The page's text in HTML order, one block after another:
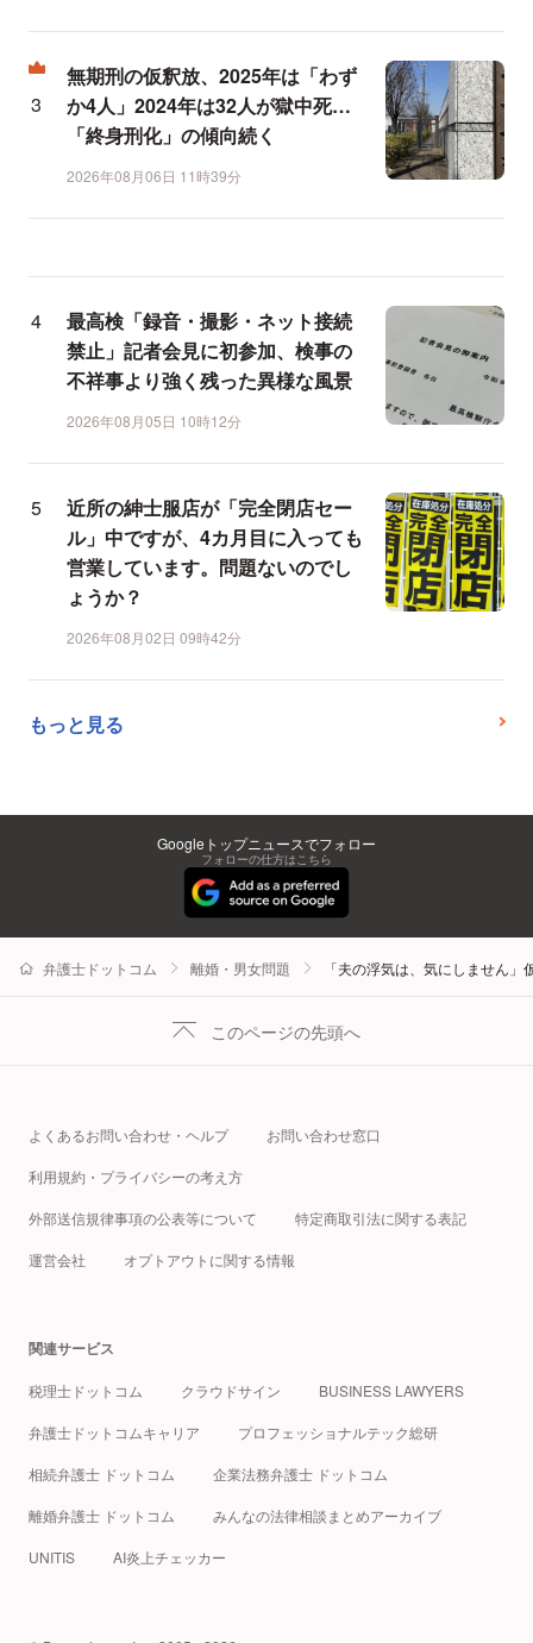
無期刑の仮釈放、2025年は「わず
か4人」2024年は32人が獄中死…
「終身刑化」の傾向続く
2026年08月06日 11時39分
最高検「録音・撮影・ネット接続
禁止」記者会見に初参加、検事の
不祥事より強く残った異様な風景
2026年08月05日 10時12分
近所の紳士服店が「完全閉店セー
ル」中ですが、4カ月目に入っても
営業しています。問題ないのでし
ょうか？
2026年08月02日 09時42分
もっと見る
Googleトップニュースでフォロー
フォローの仕方はこちら
弁護士ドットコム 離婚・男女問題 「夫の浮気は、気にしません
このページの先頭へ
よくあるお問い合わせ・ヘルプ お問い合わせ窓口
利用規約・プライバシーの考え方
外部送信規律事項の公表等について 特定商取引法に関する表記
運営会社 オプトアウトに関する情報
関連サービス
税理士ドットコム クラウドサイン BUSINESS LAWYERS
弁護士ドットコムキャリア プロフェッショナルテック総研
相続弁護士 ドットコム 企業法務弁護士 ドットコム
離婚弁護士 ドットコム みんなの法律相談まとめアーカイブ
UNITIS AI炎上チェッカー